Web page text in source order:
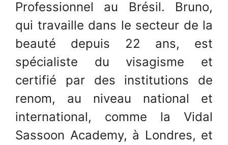
Professionnel au Brésil. Bruno,
qui travaille dans le secteur de la
beauté depuis 22 ans, est
spécialiste du visagisme et
certifié par des institutions de
renom, au niveau national et
international, comme la Vidal
Sassoon Academy, à Londres, et